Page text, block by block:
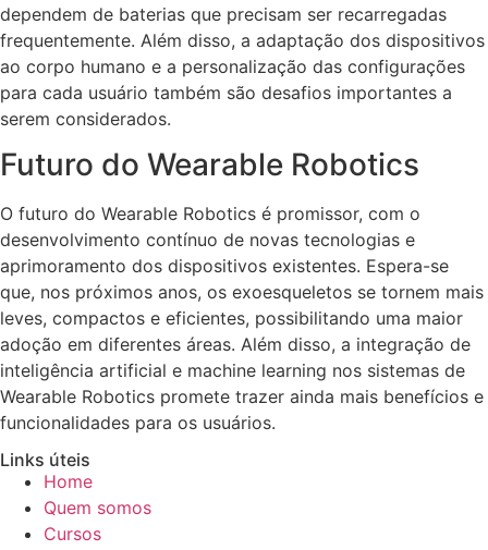
dependem de baterias que precisam ser recarregadas
frequentemente. Além disso, a adaptação dos dispositivos
ao corpo humano e a personalização das configurações
para cada usuário também são desafios importantes a
serem considerados.
Futuro do Wearable Robotics
O futuro do Wearable Robotics é promissor, com o
desenvolvimento contínuo de novas tecnologias e
aprimoramento dos dispositivos existentes. Espera-se
que, nos próximos anos, os exoesqueletos se tornem mais
leves, compactos e eficientes, possibilitando uma maior
adoção em diferentes áreas. Além disso, a integração de
inteligência artificial e machine learning nos sistemas de
Wearable Robotics promete trazer ainda mais benefícios e
funcionalidades para os usuários.
Links úteis
Home
Quem somos
Cursos